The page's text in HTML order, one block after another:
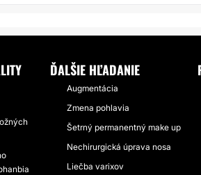
ĎALŠIE HĽADANIE
Augmentácia
Zmena pohlavia
Šetrný permanentný make up
Nechirurgická úprava nosa
Liečba varixov